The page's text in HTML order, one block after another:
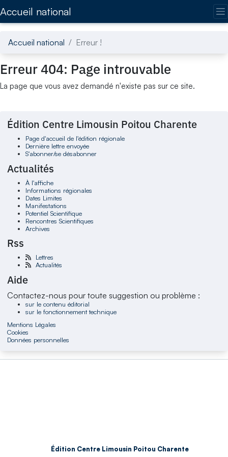
Accueil national
Accueil national Erreur !
Erreur 404: Page introuvable
La page que vous avez demandé n'existe pas sur ce site.
Édition Centre Limousin Poitou Charente
Page d'accueil de l'édition régionale
Dernière lettre envoyée
S'abonner/se désabonner
Actualités
À l'affiche
Informations régionales
Dates Limites
Manifestations
Potentiel Scientifique
Rencontres Scientifiques
Archives
Rss
Lettres
Actualités
Aide
Contactez-nous pour toute suggestion ou problème :
sur le contenu éditorial
sur le fonctionnement technique
Mentions Légales
Cookies
Données personnelles
Édition Centre Limousin Poitou Charente